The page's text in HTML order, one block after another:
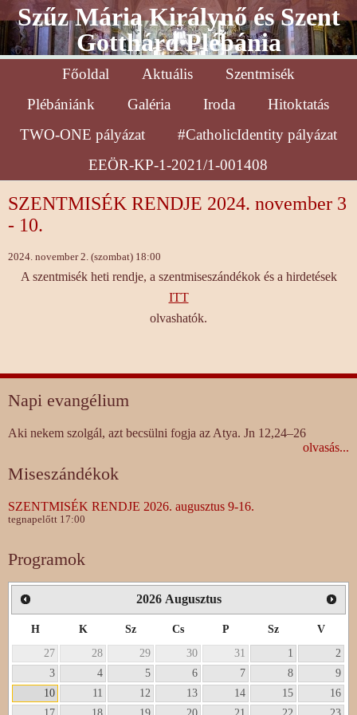
Szűz Mária Királynő és Szent
Gotthárd Plébánia
Főoldal Aktuális
Szentmisék
Plébániánk
Galéria Iroda
Hitoktatás
TWO-ONE pályázat
#CatholicIdentity pályázat
EEÖR-KP-1-2021/1-001408
SZENTMISÉK RENDJE 2024. november 3
- 10.
2024. november 2. (szombat) 18:00
A szentmisék heti rendje, a szentmiseszándékok és a hirdetések
ITT
olvashatók.
Napi evangélium
Aki nekem szolgál, azt becsülni fogja az Atya. Jn 12,24–26
olvasás...
Miseszándékok
SZENTMISÉK RENDJE 2026. augusztus 9-16.
tegnapelőtt 17:00
Programok
2026 Augusztus
H K Sz Cs P Sz
V
27
28 29 30 31 1
2
3
4 5 6 7 8
9
10
11 12 13 14 15
16